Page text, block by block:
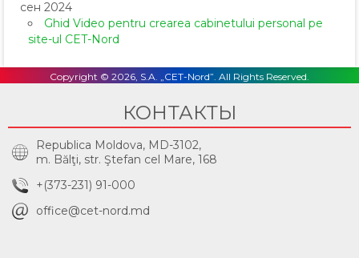
сен 2024
Ghid Video pentru crearea cabinetului personal pe
site-ul CET-Nord
Copyright © 2026, S.A. „CET-Nord”. All Rights Reserved.
КОНТАКТЫ
Republica Moldova, MD-3102,
m. Bălţi, str. Ştefan cel Mare, 168
+(373-231) 91-000
office@cet-nord.md